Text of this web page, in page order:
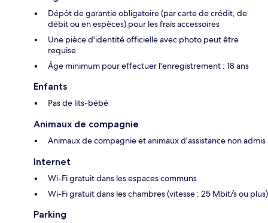
Dépôt de garantie obligatoire (par carte de crédit, de
débit ou en espèces) pour les frais accessoires
Une pièce d'identité officielle avec photo peut être
requise
Âge minimum pour effectuer l'enregistrement : 18 ans
Enfants
Pas de lits-bébé
Animaux de compagnie
Animaux de compagnie et animaux d'assistance non admis
Internet
Wi-Fi gratuit dans les espaces communs
Wi-Fi gratuit dans les chambres (vitesse : 25 Mbit/s ou plus)
Parking